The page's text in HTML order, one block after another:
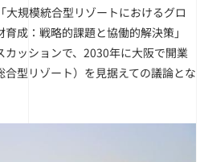
規模統合型リゾートにおけるグロ
成：戦略的課題と協働的解決策」
カッションで、2030年に大阪で開業
型リゾート）を見据えての議論とな